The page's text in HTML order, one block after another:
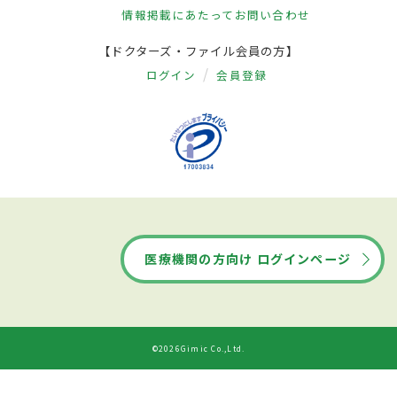
情報掲載にあたって お問い合わせ
【ドクターズ・ファイル会員の方】
ログイン 会員登録
医療機関の方向け ログインページ
©2026Gimic Co.,Ltd.